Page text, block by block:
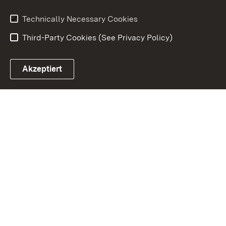
Technically Necessary Cookies
Third-Party Cookies (See Privacy Policy)
Akzeptiert